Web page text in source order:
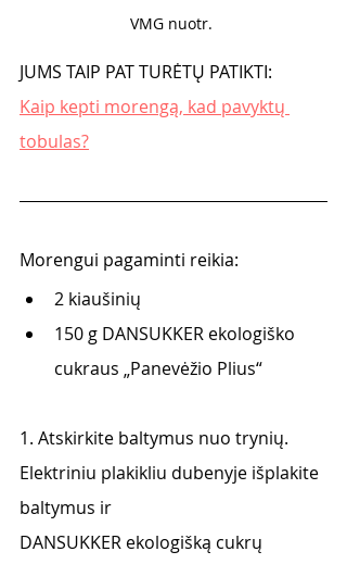
VMG nuotr.
JUMS TAIP PAT TURĖTŲ PATIKTI:
Kaip kepti morengą, kad pavyktų
tobulas?
Morengui pagaminti reikia:
2 kiaušinių
150 g DANSUKKER ekologiško
cukraus „Panevėžio Plius“
1. Atskirkite baltymus nuo trynių.
Elektriniu plakikliu dubenyje išplakite
baltymus ir
DANSUKKER ekologišką cukrų